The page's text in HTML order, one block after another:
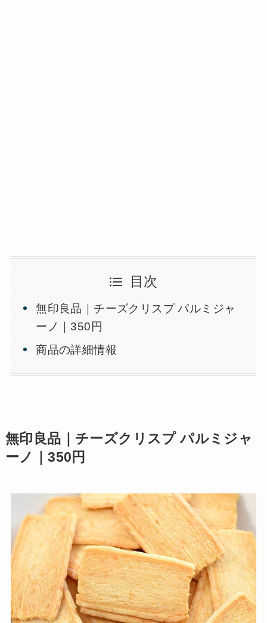
目次
無印良品｜チーズクリスプ パルミジャ
ーノ｜350円
商品の詳細情報
無印良品｜チーズクリスプ パルミジャ
ーノ｜350円